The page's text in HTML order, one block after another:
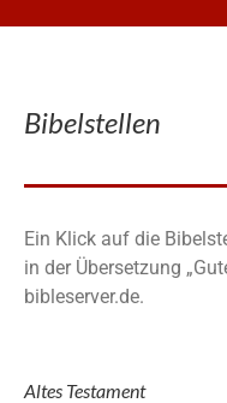
Bibelstellen
Ein Klick auf die
in der Übersetzung
bibleserver.de.
Altes Testament